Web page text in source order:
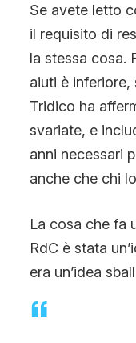
Se avete letto
il requisito di
la stessa cosa.
aiuti è inferiore,
Tridico ha
svariate, e
anni necessari
anche che chi
La cosa che fa
RdC è stata
era un’idea